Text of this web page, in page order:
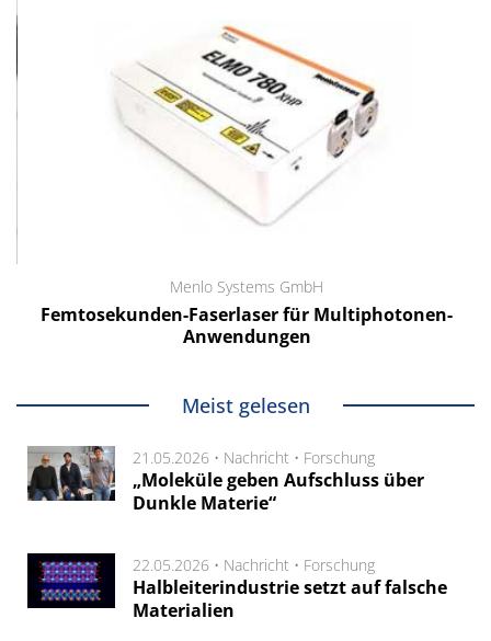
Menlo Systems GmbH
Femtosekunden-Faserlaser für Multiphotonen-
Anwendungen
Meist gelesen
21.05.2026 • Nachricht • Forschung
„Moleküle geben Aufschluss über
Dunkle Materie“
22.05.2026 • Nachricht • Forschung
Halbleiterindustrie setzt auf falsche
Materialien